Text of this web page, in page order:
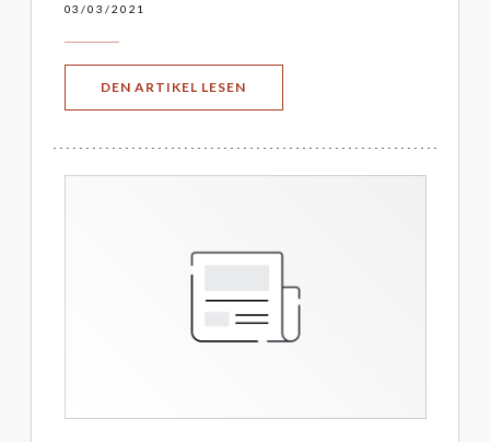
03/03/2021
DEN ARTIKEL LESEN